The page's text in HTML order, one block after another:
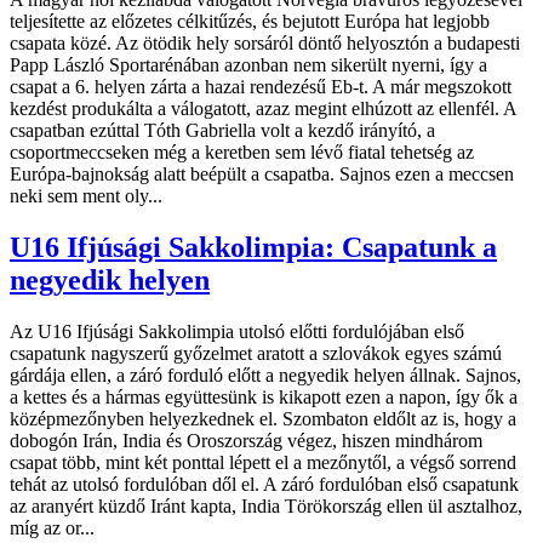
teljesítette az előzetes célkitűzés, és bejutott Európa hat legjobb
csapata közé. Az ötödik hely sorsáról döntő helyosztón a budapesti
Papp László Sportarénában azonban nem sikerült nyerni, így a
csapat a 6. helyen zárta a hazai rendezésű Eb-t. A már megszokott
kezdést produkálta a válogatott, azaz megint elhúzott az ellenfél. A
csapatban ezúttal Tóth Gabriella volt a kezdő irányító, a
csoportmeccseken még a keretben sem lévő fiatal tehetség az
Európa-bajnokság alatt beépült a csapatba. Sajnos ezen a meccsen
neki sem ment oly...
U16 Ifjúsági Sakkolimpia: Csapatunk a
negyedik helyen
Az U16 Ifjúsági Sakkolimpia utolsó előtti fordulójában első
csapatunk nagyszerű győzelmet aratott a szlovákok egyes számú
gárdája ellen, a záró forduló előtt a negyedik helyen állnak. Sajnos,
a kettes és a hármas együttesünk is kikapott ezen a napon, így ők a
középmezőnyben helyezkednek el. Szombaton eldőlt az is, hogy a
dobogón Irán, India és Oroszország végez, hiszen mindhárom
csapat több, mint két ponttal lépett el a mezőnytől, a végső sorrend
tehát az utolsó fordulóban dől el. A záró fordulóban első csapatunk
az aranyért küzdő Iránt kapta, India Törökország ellen ül asztalhoz,
míg az or...